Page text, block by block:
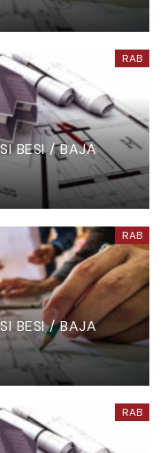
RAB
BESI / BAJA
RAB
BESI / BAJA
RAB